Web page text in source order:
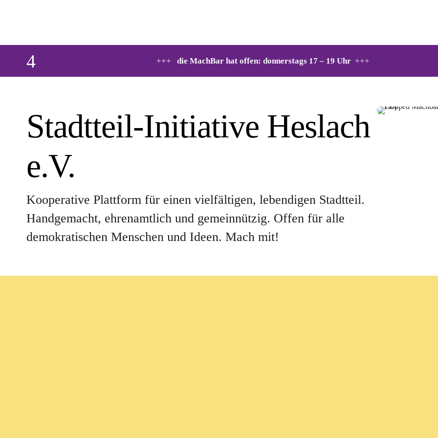
die MachBar hat offen: donnerstags 17 – 19 Uhr+++
4
Stadtteil-Initiative Heslach
e.V.
Kooperative Plattform für einen vielfältigen, lebendigen Stadtteil.
Handgemacht, ehrenamtlich und gemeinnützig. Offen für alle
demokratischen Menschen und Ideen. Mach mit!